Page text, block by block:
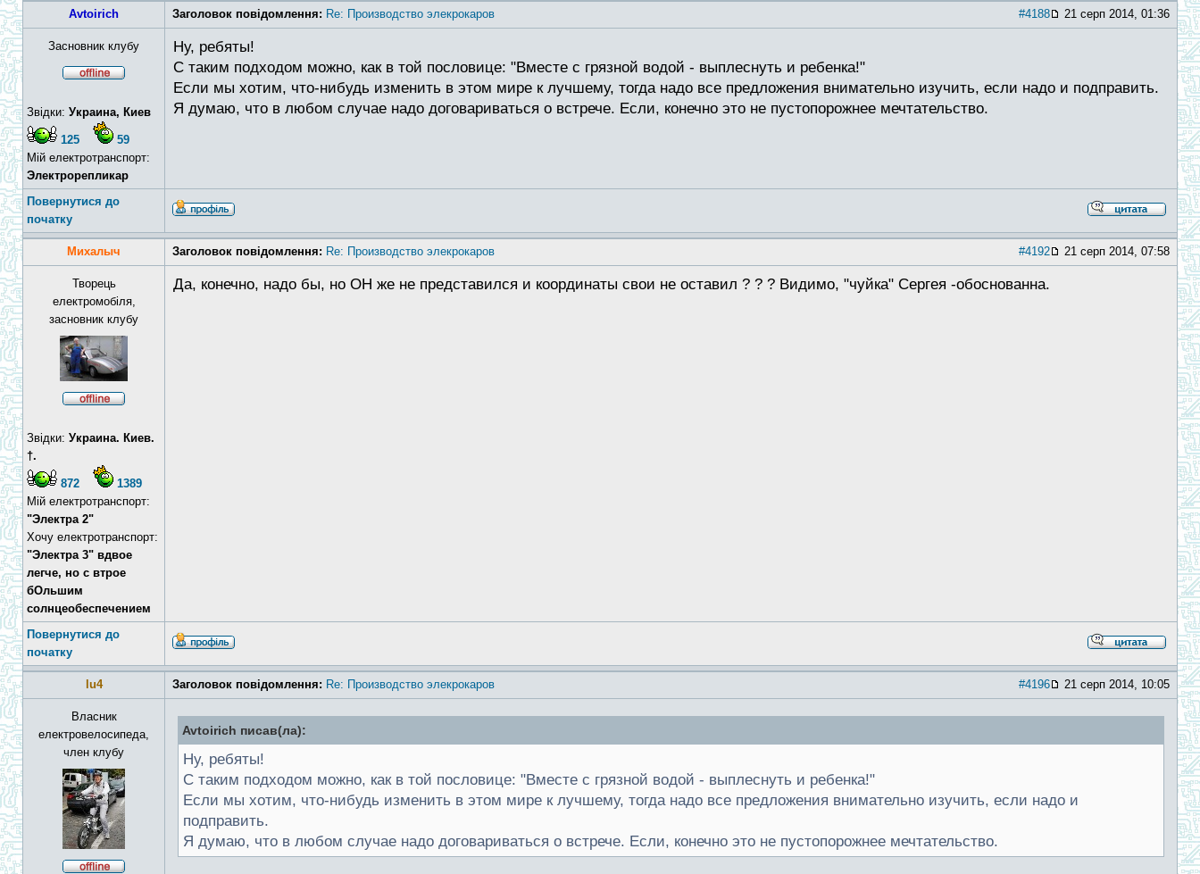
Avtoirich Заголовок повідомлення: Re: Производство элекрокаров #4188 21 серп 2014, 01:36
Засновник клубу
Звідки: Украина, Киев
125
59
Мій електротранспорт:
Электрорепликар
Ну, ребяты!
С таким подходом можно, как в той пословице: "Вместе с грязной водой - выплеснуть и ребенка!"
Если мы хотим, что-нибудь изменить в этом мире к лучшему, тогда надо все предложения внимательно изучить, если надо и подправить.
Я думаю, что в любом случае надо договариваться о встрече. Если, конечно это не пустопорожнее мечтательство.
Повернутися до
початку
Михалыч Заголовок повідомлення: Re: Производство элекрокаров #4192 21 серп 2014, 07:58
Творець
електромобіля,
засновник клубу
Звідки: Украина. Киев.
†.
872
1389
Мій електротранспорт:
"Электра 2"
Хочу електротранспорт:
"Электра 3" вдвое
легче, но с втрое
бОльшим
солнцеобеспечением
Да, конечно, надо бы, но ОН же не представился и координаты свои не оставил ? ? ? Видимо, "чуйка" Сергея -обоснованна.
Повернутися до
початку
lu4 Заголовок повідомлення: Re: Производство элекрокаров #4196 21 серп 2014, 10:05
Власник
електровелосипеда,
член клубу
Avtoirich писав(ла):
Ну, ребяты!
С таким подходом можно, как в той пословице: "Вместе с грязной водой - выплеснуть и ребенка!"
Если мы хотим, что-нибудь изменить в этом мире к лучшему, тогда надо все предложения внимательно изучить, если надо и
подправить.
Я думаю, что в любом случае надо договариваться о встрече. Если, конечно это не пустопорожнее мечтательство.